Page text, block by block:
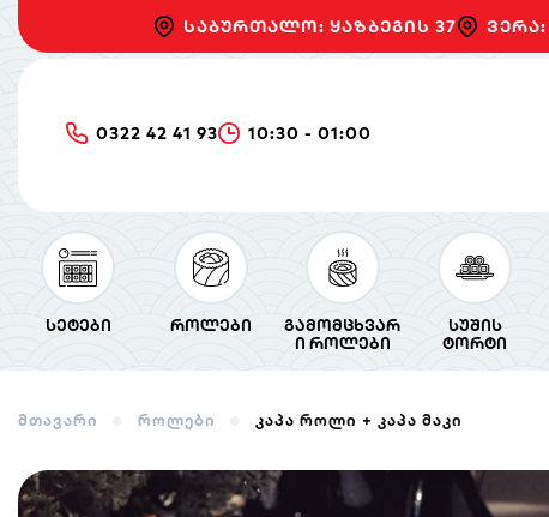
საბურთალო: ყაზბეგის 37
0322 42 41 93 10:30 - 01:00
სეტები როლები
გამომცხვარ
ი როლები
სუშის
ტორტი
მთავარი როლები კაპა როლი + კაპა მაკი